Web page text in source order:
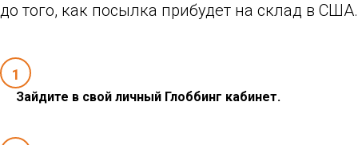
до того, как посылка прибудет на склад в США.
1
Зайдите в свой личный Глоббинг кабинет.